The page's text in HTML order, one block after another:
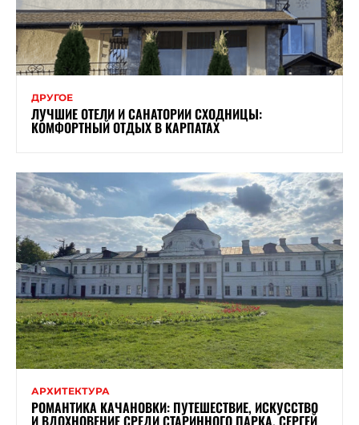
ДРУГОЕ
ЛУЧШИЕ ОТЕЛИ И САНАТОРИИ СХОДНИЦЫ:
КОМФОРТНЫЙ ОТДЫХ В КАРПАТАХ
АРХИТЕКТУРА
РОМАНТИКА КАЧАНОВКИ: ПУТЕШЕСТВИЕ, ИСКУССТВО
И ВДОХНОВЕНИЕ СРЕДИ СТАРИННОГО ПАРКА. СЕРГЕЙ